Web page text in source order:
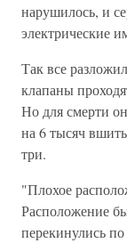
нарушилось, и
электрические
Так все
клапаны
Но для смерти
на 6 тысяч
три.
"Плохое
Расположение
перекинулись